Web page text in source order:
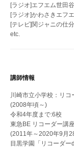
[ラジオ]エフエム世田
[ラジオ]かわさきエフ
[テレビ]関ジャニの仕
etc.
講師情報
川崎市立小学校：リコ
(2008年頃～)
令和4年度まで:6校
東急BE リコーダー講
(2011年～2020年9月
目黒学園「リコーダ